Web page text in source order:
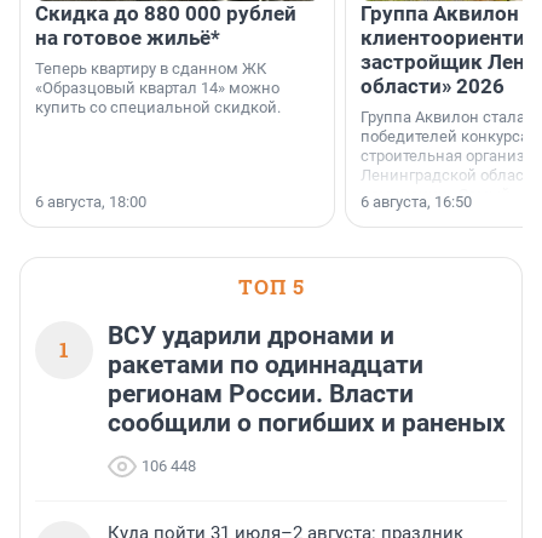
Скидка до 880 000 рублей
на готовое жильё*
Теперь квартиру в сданном ЖК
«Образцовый квартал 14» можно
купить со специальной скидкой.
6 августа, 18:00
Группа Аквилон
застройщик
области» 2026
Группа Аквилон стала
победителей конкурса
строительная
Ленинградской области
номинации «Самый
застройщик
области».
6 августа, 16:50
ТОП 5
1
ВСУ ударили дронами и
ракетами по одиннадцати
регионам России. Власти
сообщили о погибших и раненых
106 448
Куда пойти 31 июля–2 августа: праздник